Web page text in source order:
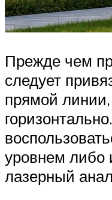
Прежде чем
следует
прямой
уровнем либо
лазерный